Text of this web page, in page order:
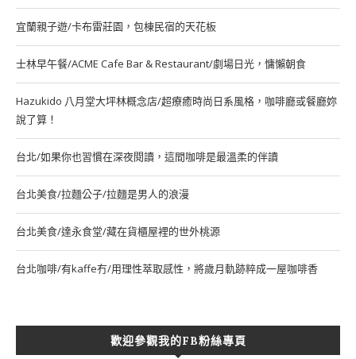
宜蘭親子遊/卡布雷莊園，包棟民宿的天花板
士林早午餐/ACME Cafe Bar & Restaurant/劇場日光，慵懶朝食
Hazukido 八月堂大坪林概念店/超療癒時尚日系風格，咖啡廳或餐廳妳
說了算！
台北/如果你也習慣在深夜閱讀，這間咖啡是最溫柔的伴讀
台北美食/拉麵公子/拉麵是男人的浪漫
台北美食/達永食堂/藏在貨櫃屋裡的世外桃源
台北咖啡/有kaffe冇/用理性萃取感性，將歲月軌跡粹成一屋咖啡香
歡迎參觀我的FB粉絲專頁